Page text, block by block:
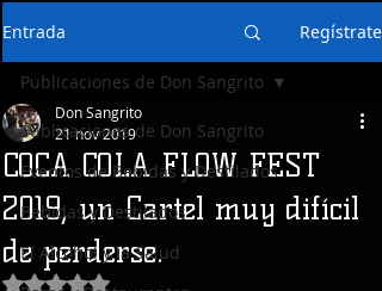
Entrada Regístrate
Publicaciones de Don Sangrito
Eventos de Bebidas y Destilados
Bebidas y Destilados
El Alcohol y la Salud
Publicaciones de Don Sangrito
COCA COLA FLOW FEST
2019, un Cartel muy difícil
de perderse.
Don Sangrito
21 nov 2019
Obtuvo NaN de 5 estrellas.